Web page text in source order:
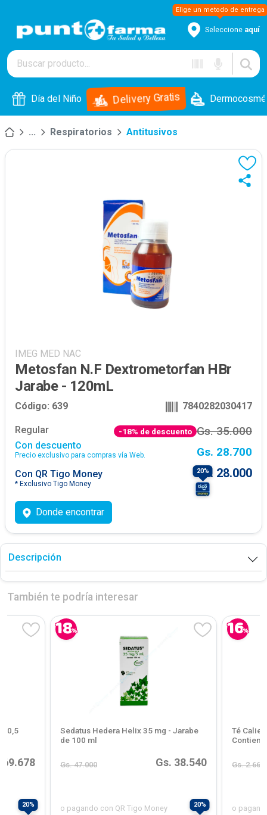
Seleccione aquí
Día del Niño Delivery Gratis
... Respiratorios Antitusivos
IMEG MED NAC
Metosfan N.F Dextrometorfan HBr
Jarabe - 120mL
Código: 639 7840282030417
Regular -18% de descuento Gs. 35.000
Con descuento
Precio exclusivo para compras vía Web. Gs. 28.700
Con QR Tigo Money
* Exclusivo Tigo Money
20%
Gs. 28.000
Donde encontrar
Descripción
También te podría interesar
0,5
69.678
20%
18%
Sedatus Hedera Helix 35 mg - Jarabe
de 100 ml
Gs. 47.000 Gs. 38.540
o pagando con QR Tigo Money 20%
16%
Té
Gs. 2.668
o